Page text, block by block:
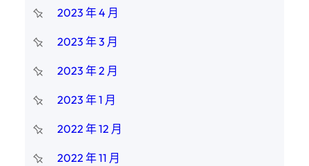
2023 年 4 月
2023 年 3 月
2023 年 2 月
2023 年 1 月
2022 年 12 月
2022 年 11 月